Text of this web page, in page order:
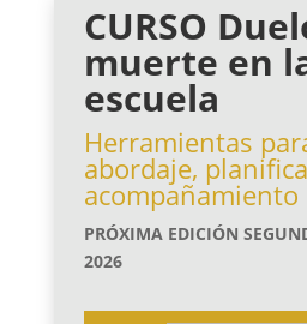
CURSO
muerte en
escuela
Herramientas
abordaje,
acompañamiento
PRÓXIMA EDICIÓN
2026